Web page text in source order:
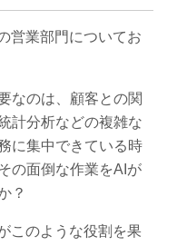
営業部門についてお
なのは、顧客との関
計分析などの複雑な
に集中できている時
の面倒な作業をAIが
？
このような役割を果